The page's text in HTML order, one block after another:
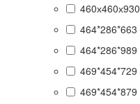
460х460х930
464*286*663
464*286*989
469*454*729
469*454*879